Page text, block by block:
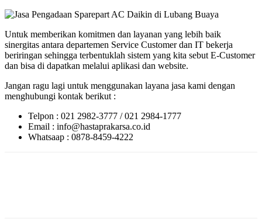
Untuk memberikan komitmen dan layanan yang lebih baik
sinergitas antara departemen Service Customer dan IT bekerja
beriringan sehingga terbentuklah sistem yang kita sebut E-Customer
dan bisa di dapatkan melalui aplikasi dan website.
Jangan ragu lagi untuk menggunakan layana jasa kami dengan
menghubungi kontak berikut :
Telpon : 021 2982-3777 / 021 2984-1777
Email : info@hastaprakarsa.co.id
Whatsaap : 0878-8459-4222